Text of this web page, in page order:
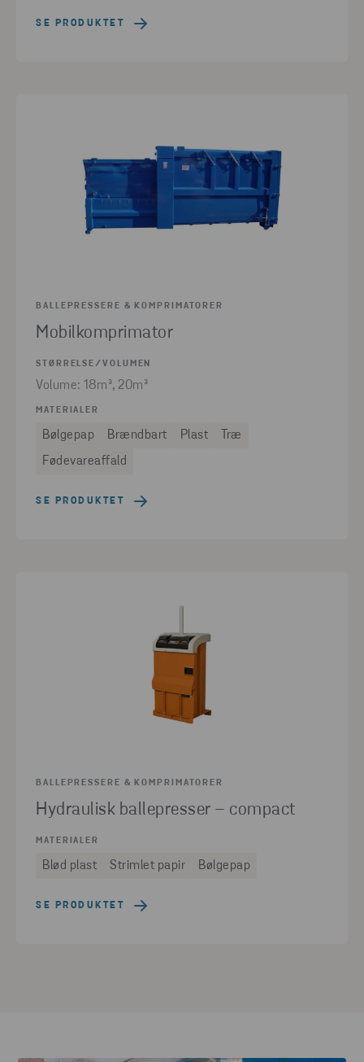
SE PRODUKTET
BALLEPRESSERE & KOMPRIMATORER
Mobilkomprimator
STØRRELSE/VOLUMEN
Volume: 18m³, 20m³
MATERIALER
Bølgepap Brændbart Plast
Træ
Fødevareaffald
SE PRODUKTET
BALLEPRESSERE & KOMPRIMATORER
Hydraulisk ballepresser – compact
MATERIALER
Blød plast Strimlet papir Bølgepap
SE PRODUKTET